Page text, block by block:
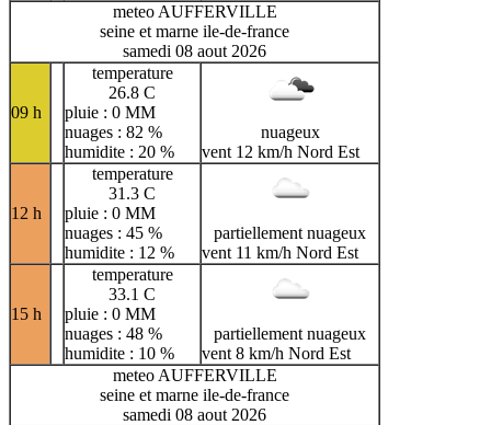
meteo AUFFERVILLE
seine et marne ile-de-france
samedi 08 aout 2026
09 h
temperature
26.8 C
pluie : 0 MM
nuages : 82 %
humidite : 20 %
nuageux
vent 12 km/h Nord Est
12 h
temperature
31.3 C
pluie : 0 MM
nuages : 45 %
humidite : 12 %
partiellement nuageux
vent 11 km/h Nord Est
15 h
temperature
33.1 C
pluie : 0 MM
nuages : 48 %
humidite : 10 %
partiellement nuageux
vent 8 km/h Nord Est
meteo AUFFERVILLE
seine et marne ile-de-france
samedi 08 aout 2026